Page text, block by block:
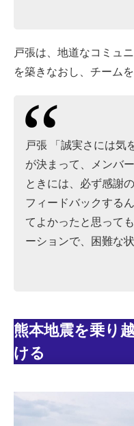
戸張は、地道なコミュ
を築きなおし、チーム
戸張 「誠実さには気
が決まって、メンバ
ときには、必ず感謝
フィードバックする
てよかったと思って
ーションで、困難な
熊本地震を乗り
ける